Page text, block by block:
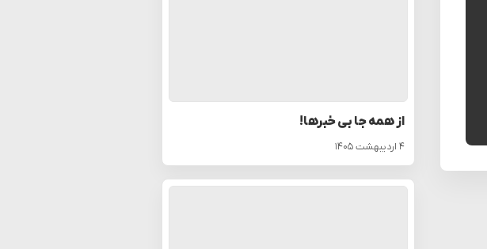
از همه جا بی خبرها!
۴ اردیبهشت ۱۴۰۵